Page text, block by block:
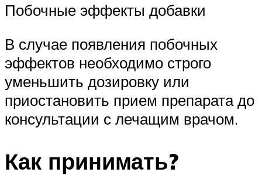
Побочные эффекты добавки
В случае появления побочных
эффектов необходимо строго
уменьшить дозировку или
приостановить прием препарата до
консультации с лечащим врачом.
Как принимать?